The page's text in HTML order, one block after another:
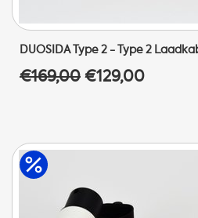
DUOSIDA Type 2 - Type 2
€169,00€129,00